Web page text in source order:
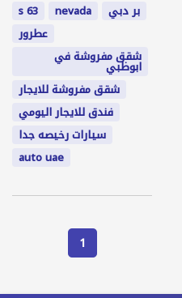
s 63
nevada
بر دبي
عطرور
شقق مفروشة في
ابوظبي
شقق مفروشة للايجار
فندق للايجار اليومي
سيارات رخيصه جدا
auto uae
1